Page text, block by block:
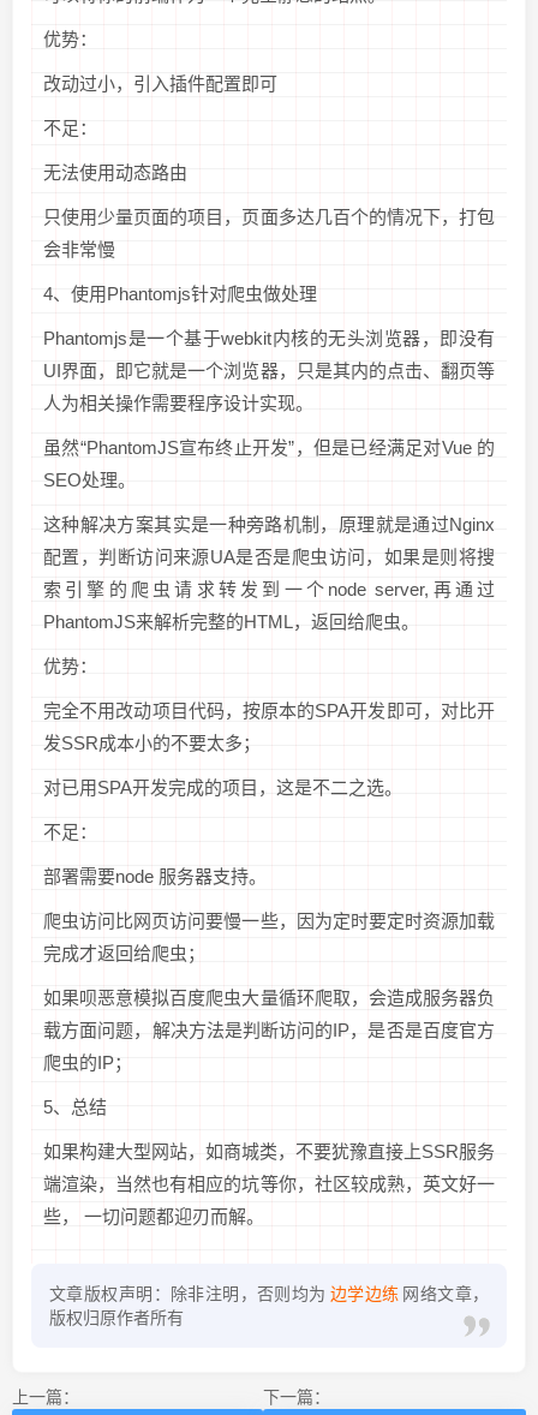
优势：
改动过小，引入插件配置即可
不足：
无法使用动态路由
只使用少量页面的项目，页面多达几百个的情况下，打包
会非常慢
4、使用Phantomjs针对爬虫做处理
Phantomjs是一个基于webkit内核的无头浏览器，即没有
UI界面，即它就是一个浏览器，只是其内的点击、翻页等
人为相关操作需要程序设计实现。
虽然“PhantomJS宣布终止开发”，但是已经满足对Vue 的
SEO处理。
这种解决方案其实是一种旁路机制，原理就是通过Nginx
配置，判断访问来源UA是否是爬虫访问，如果是则将搜
索引擎的爬虫请求转发到一个node server,再通过
PhantomJS来解析完整的HTML，返回给爬虫。
优势：
完全不用改动项目代码，按原本的SPA开发即可，对比开
发SSR成本小的不要太多；
对已用SPA开发完成的项目，这是不二之选。
不足：
部署需要node 服务器支持。
爬虫访问比网页访问要慢一些，因为定时要定时资源加载
完成才返回给爬虫；
如果呗恶意模拟百度爬虫大量循环爬取，会造成服务器负
载方面问题，解决方法是判断访问的IP，是否是百度官方
爬虫的IP；
5、总结
如果构建大型网站，如商城类，不要犹豫直接上SSR服务
端渲染，当然也有相应的坑等你，社区较成熟，英文好一
些， 一切问题都迎刃而解。
文章版权声明：除非注明，否则均为 边学边练 网络文章，
版权归原作者所有
上一篇： 下一篇：